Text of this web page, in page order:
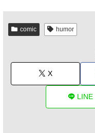
comic humor
X
LINE